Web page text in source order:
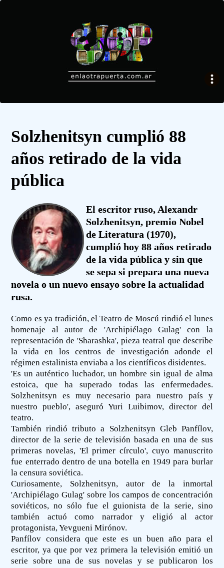
Solzhenitsyn cumplió 88
años retirado de la vida
pública
El escritor ruso, Alexandr
Solzhenitsyn, premio Nobel
de Literatura (1970),
cumplió hoy 88 años retirado
de la vida pública y sin que
se sepa si prepara una nueva
novela o un nuevo ensayo sobre la actualidad
rusa.
Como es ya tradición, el Teatro de Moscú rindió el lunes
homenaje al autor de 'Archipiélago Gulag' con la
representación de 'Sharashka', pieza teatral que describe
la vida en los centros de investigación adonde el
régimen estalinista enviaba a los científicos disidentes.
'Es un auténtico luchador, un hombre sin igual de alma
estoica, que ha superado todas las enfermedades.
Solzhenitsyn es muy necesario para nuestro país y
nuestro pueblo', aseguró Yuri Luibimov, director del
teatro.
También rindió tributo a Solzhenitsyn Gleb Panfílov,
director de la serie de televisión basada en una de sus
primeras novelas, 'El primer círculo', cuyo manuscrito
fue enterrado dentro de una botella en 1949 para burlar
la censura soviética.
Curiosamente, Solzhenitsyn, autor de la inmortal
'Archipiélago Gulag' sobre los campos de concentración
soviéticos, no sólo fue el guionista de la serie, sino
también actuó como narrador y eligió al actor
protagonista, Yevgueni Mirónov.
Panfílov considera que este es un buen año para el
escritor, ya que por vez primera la televisión emitió un
serie sobre una de sus novelas y se publicaron los